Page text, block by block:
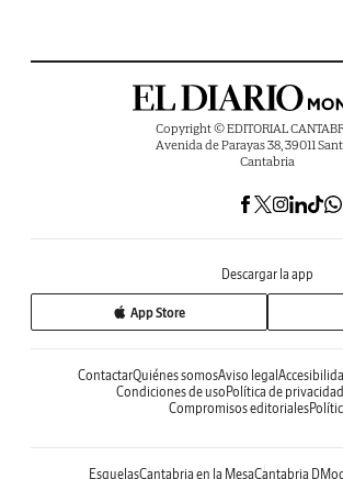
Copyright © EDITORIAL
Avenida de Parayas 38, 39011
Cantabria
Descargar la app
App Store
ContactarQuiénes somosAviso legal
Condiciones de uso Política de privacidad
Compromisos editoriales
EsquelasCantabria en la MesaCantabria